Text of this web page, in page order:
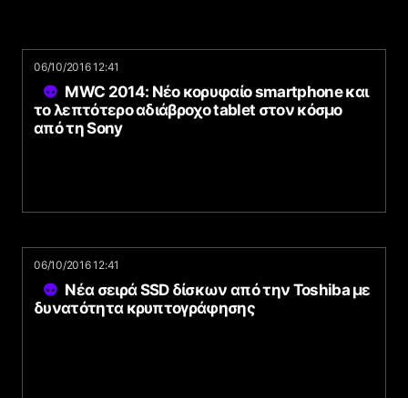
06/10/2016 12:41
MWC 2014: Νέο κορυφαίο smartphone και
το λεπτότερο αδιάβροχο tablet στον κόσμο
από τη Sony
06/10/2016 12:41
Νέα σειρά SSD δίσκων από την Toshiba με
δυνατότητα κρυπτογράφησης